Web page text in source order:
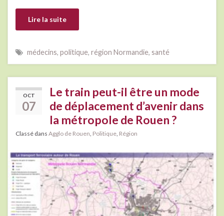
Lire la suite
médecins, politique, région Normandie, santé
OCT
07
Le train peut-il être un mode
de déplacement d’avenir dans
la métropole de Rouen ?
Classé dans Agglo de Rouen Politique Région